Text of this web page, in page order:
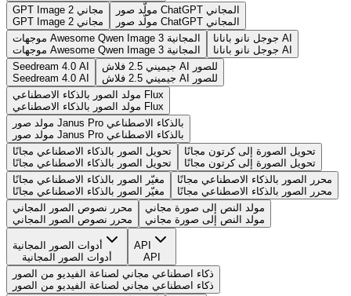
GPT Image 2 مجاني
GPT Image 2 مجاني
مولّد صور ChatGPT المجاني
مولّد صور ChatGPT المجاني
موجهات Awesome Qwen Image 3 المجانية
موجهات Awesome Qwen Image 3 المجانية
جوجل نانو بانانا AI
جوجل نانو بانانا AI
Seedream 4.0 AI
Seedream 4.0 AI
جيميني 2.5 فلاش AI للصور
جيميني 2.5 فلاش AI للصور
مولد الصور بالذكاء الاصطناعي Flux
مولد الصور بالذكاء الاصطناعي Flux
مولد صور Janus Pro بالذكاء الاصطناعي
مولد صور Janus Pro بالذكاء الاصطناعي
تحويل الصور بالذكاء الاصطناعي مجانًا
تحويل الصور بالذكاء الاصطناعي مجانًا
تحويل الصورة إلى كرتون مجانًا
تحويل الصورة إلى كرتون مجانًا
مغيّر الصور بالذكاء الاصطناعي مجانًا
مغيّر الصور بالذكاء الاصطناعي مجانًا
محرر الصور بالذكاء الاصطناعي مجانًا
محرر الصور بالذكاء الاصطناعي مجانًا
محرر نصوص الصور المجاني
محرر نصوص الصور المجاني
مولد النص إلى صورة مجاني
مولد النص إلى صورة مجاني
أدوات الصور المجانية
أدوات الصور المجانية
API
API
ذكاء اصطناعي مجاني لصناعة الفيديو من الصور
ذكاء اصطناعي مجاني لصناعة الفيديو من الصور